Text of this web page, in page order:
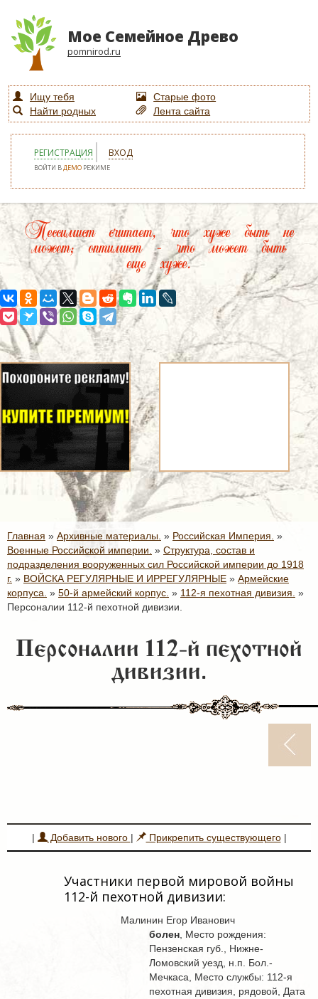
Мое Семейное Древо
pomnirod.ru
Ищу тебя
Старые фото
Найти родных
Лента сайта
РЕГИСТРАЦИЯ ВХОД
ВОЙТИ ВДЕМО РЕЖИМЕ
Пессимист считает, что хуже быть не
может; оптимист – что может быть
еще хуже.
Главная » Архивные материалы. » Российская Империя. »
Военные Российской империи. » Структура, состав и
подразделения вооруженных сил Российской империи до 1918
г. » ВОЙСКА РЕГУЛЯРНЫЕ И ИРРЕГУЛЯРНЫЕ » Армейские
корпуса. » 50-й армейский корпус. » 112-я пехотная дивизия. »
Персоналии 112-й пехотной дивизии.
Персоналии 112-й пехотной
дивизии.
| Добавить нового | Прикрепить существующего|
Участники первой мировой войны
112-й пехотной дивизии:
Малинин Егор Иванович
болен , Место рождения:
Пензенская губ., Нижне-
Ломовский уезд, н.п. Бол.-
Мечкаса, Место службы: 112-я
пехотная дивизия, рядовой, Дата